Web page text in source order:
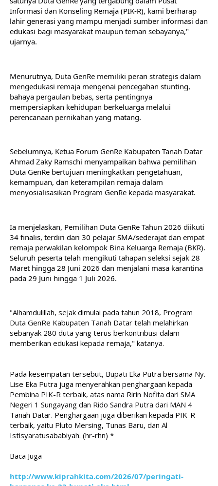
Informasi dan Konseling Remaja (PIK-R), kami berharap
lahir generasi yang mampu menjadi sumber informasi dan
edukasi bagi masyarakat maupun teman sebayanya,"
ujarnya.
Menurutnya, Duta GenRe memiliki peran strategis dalam
mengedukasi remaja mengenai pencegahan stunting,
bahaya pergaulan bebas, serta pentingnya
mempersiapkan kehidupan berkeluarga melalui
perencanaan pernikahan yang matang.
Sebelumnya, Ketua Forum GenRe Kabupaten Tanah Datar
Ahmad Zaky Ramschi menyampaikan bahwa pemilihan
Duta GenRe bertujuan meningkatkan pengetahuan,
kemampuan, dan keterampilan remaja dalam
menyosialisasikan Program GenRe kepada masyarakat.
Ia menjelaskan, Pemilihan Duta GenRe Tahun 2026 diikuti
34 finalis, terdiri dari 30 pelajar SMA/sederajat dan empat
remaja perwakilan kelompok Bina Keluarga Remaja (BKR).
Seluruh peserta telah mengikuti tahapan seleksi sejak 28
Maret hingga 28 Juni 2026 dan menjalani masa karantina
pada 29 Juni hingga 1 Juli 2026.
"Alhamdulillah, sejak dimulai pada tahun 2018, Program
Duta GenRe Kabupaten Tanah Datar telah melahirkan
sebanyak 280 duta yang terus berkontribusi dalam
memberikan edukasi kepada remaja," katanya.
Pada kesempatan tersebut, Bupati Eka Putra bersama Ny.
Lise Eka Putra juga menyerahkan penghargaan kepada
Pembina PIK-R terbaik, atas nama Ririn Nofita dari SMA
Negeri 1 Sungayang dan Rido Sandra Putra dari MAN 4
Tanah Datar. Penghargaan juga diberikan kepada PIK-R
terbaik, yaitu Pluto Mersing, Tunas Baru, dan Al
Istisyaratusababiyah. (hr-rhn) *
Baca Juga
http://www.kiprahkita.com/2026/07/peringati-